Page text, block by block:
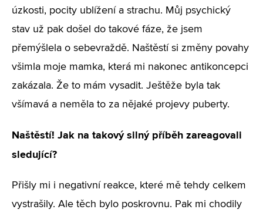
úzkosti, pocity ublížení a strachu. Můj psychický
stav už pak došel do takové fáze, že jsem
přemýšlela o sebevraždě. Naštěstí si změny povahy
všimla moje mamka, která mi nakonec antikoncepci
zakázala. Že to mám vysadit. Ještěže byla tak
všímavá a neměla to za nějaké projevy puberty.
Naštěstí! Jak na takový silný příběh zareagovali
sledující?
Přišly mi i negativní reakce, které mě tehdy celkem
vystrašily. Ale těch bylo poskrovnu. Pak mi chodily